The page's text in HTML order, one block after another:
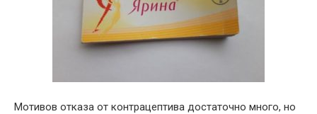
Мотивов отказа от контрацептива достаточно много, но